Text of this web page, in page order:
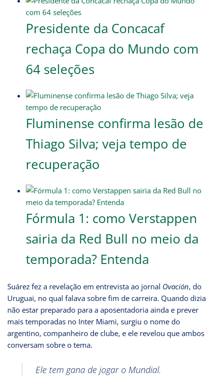
Presidente da Concacaf
rechaça Copa do Mundo com
64 seleções
Fluminense confirma lesão de
Thiago Silva; veja tempo de
recuperação
Fórmula 1: como Verstappen
sairia da Red Bull no meio da
temporada? Entenda
Suárez fez a revelação em entrevista ao jornal Ovación, do
Uruguai, no qual falava sobre fim de carreira. Quando dizia
não estar preparado para a aposentadoria ainda e prever
mais temporadas no Inter Miami, surgiu o nome do
argentino, companheiro de clube, e ele revelou que ambos
conversam sobre o tema.
Ele tem gana de jogar o Mundial.